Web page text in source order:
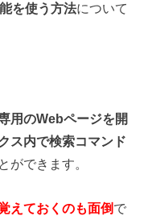
を使う方法について
用のWebページを開
ス内で検索コマンド
ができます。
えておくのも面倒で